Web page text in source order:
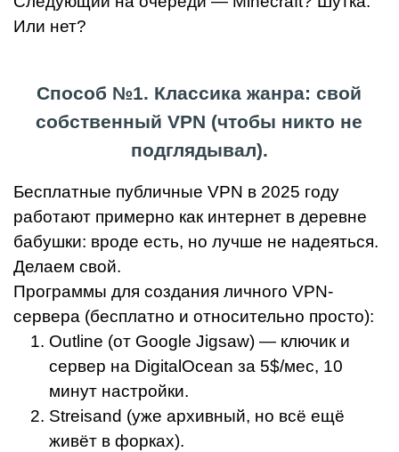
Или нет?
Способ №1. Классика жанра: свой
собственный VPN (чтобы никто не
подглядывал).
Бесплатные публичные VPN в 2025 году
работают примерно как интернет в деревне
бабушки: вроде есть, но лучше не надеяться.
Делаем свой.
Программы для создания личного VPN-
сервера (бесплатно и относительно просто):
Outline (от Google Jigsaw) — ключик и
сервер на DigitalOcean за 5$/мес, 10
минут настройки.
Streisand (уже архивный, но всё ещё
живёт в форках).